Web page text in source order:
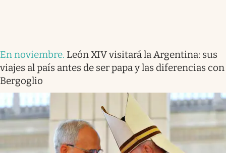
En noviembre. León XIV visitará la Argentina: sus
viajes al país antes de ser papa y las diferencias con
Bergoglio